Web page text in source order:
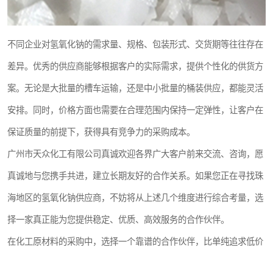
不同企业对氢氧化钠的需求量、规格、包装形式、交货期等往往存在
差异。优秀的供应商能够根据客户的实际需求，提供个性化的供货方
案。无论是大批量的槽车运输，还是中小批量的桶装供应，都能灵活
安排。同时，价格方面也需要在合理范围内保持一定弹性，让客户在
保证质量的前提下，获得具有竞争力的采购成本。
广州市天众化工有限公司真诚欢迎各界广大客户前来交流、咨询，愿
真诚地与您携手共进，建立长期友好的合作关系。如果您正在寻找珠
海地区的氢氧化钠供应商，不妨将从上述几个维度进行综合考量，选
择一家真正能为您提供稳定、优质、高效服务的合作伙伴。
在化工原材料的采购中，选择一个靠谱的合作伙伴，比单纯追求低价